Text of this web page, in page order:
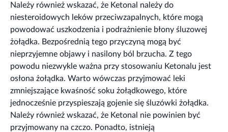
Należy również wskazać, że Ketonal należy do
niesteroidowych leków przeciwzapalnych, które mogą
powodować uszkodzenia i podrażnienie błony śluzowej
żołądka. Bezpośrednią tego przyczyną mogą być
nieprzyjemne objawy i nasilony ból brzucha. Z tego
powodu niezwykle ważna przy stosowaniu Ketonalu jest
osłona żołądka. Warto wówczas przyjmować leki
zmniejszające kwaśność soku żołądkowego, które
jednocześnie przyspieszają gojenie się śluzówki żołądka.
Należy również wskazać, że Ketonal nie powinien być
przyjmowany na czczo. Ponadto, istnieją